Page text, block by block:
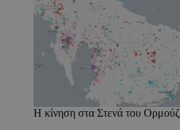
Η κίνηση στα Στενά του Ορμούζ